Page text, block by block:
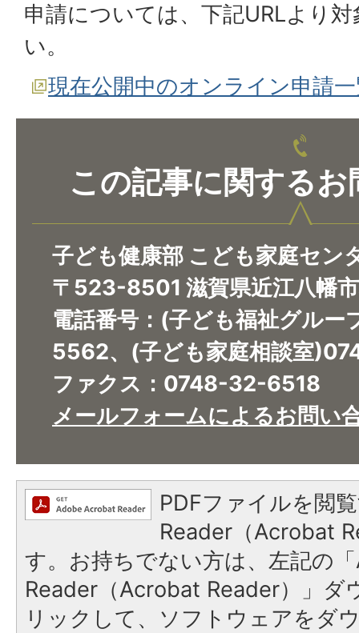
申請については、下記URLより
い。
現在公開中のオンライン申請
この記事に関するお
子ども健康部 こども家庭セン
〒523-8501 滋賀県近江八幡
電話番号：(子ども福祉グル
5562、(子ども家庭相談室
ファクス：0748-32-6518​​​​​​​
メールフォームによるお問い
PDFファイルを閲
Reader（Acrobat
す。お持ちでない方は、左記の
Reader（Acrobat Reader）」ダ
リックして、ソフトウェアをダ